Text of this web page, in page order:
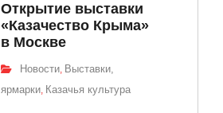
Открытие выставки
«Казачество Крыма»
в Москве
Новости, Выставки,
ярмарки, Казачья культура